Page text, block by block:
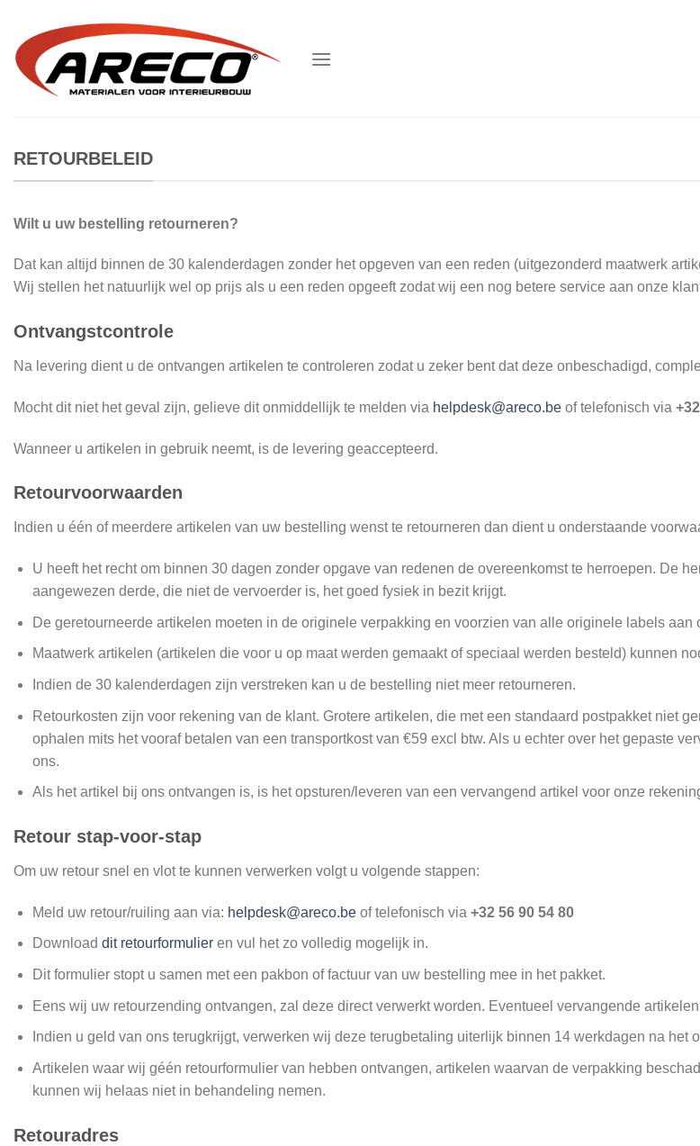
inhoud
RETOURBELEID
Wilt u uw bestelling retourneren?
Dat kan altijd binnen de 30 kalenderdagen zonder het opgeven van een reden (uitgezonderd maatwerk
Wij stellen het natuurlijk wel op prijs als u een reden opgeeft zodat wij een nog betere service aan onze
Ontvangstcontrole
Na levering dient u de ontvangen artikelen te controleren zodat u zeker bent dat deze onbeschadigd,
Mocht dit niet het geval zijn, gelieve dit onmiddellijk te melden via helpdesk@areco.be of telefonisch via
Wanneer u artikelen in gebruik neemt, is de levering geaccepteerd.
Retourvoorwaarden
Indien u één of meerdere artikelen van uw bestelling wenst te retourneren dan dient u onderstaande
U heeft het recht om binnen 30 dagen zonder opgave van redenen de overeenkomst te herroepen. De
aangewezen derde, die niet de vervoerder is, het goed fysiek in bezit krijgt.
De geretourneerde artikelen moeten in de originele verpakking en voorzien van alle originele labels aan
Maatwerk artikelen (artikelen die voor u op maat werden gemaakt of speciaal werden besteld) kunnen
Indien de 30 kalenderdagen zijn verstreken kan u de bestelling niet meer retourneren.
Retourkosten zijn voor rekening van de klant. Grotere artikelen, die met een standaard postpakket niet
ophalen mits het vooraf betalen van een transportkost van €59 excl btw. Als u echter over het gepaste
ons.
Als het artikel bij ons ontvangen is, is het opsturen/leveren van een vervangend artikel voor onze
Retour stap-voor-stap
Om uw retour snel en vlot te kunnen verwerken volgt u volgende stappen:
Meld uw retour/ruiling aan via: helpdesk@areco.beof telefonisch via +32 56 90 54 80
Download dit retourformulieren vul het zo volledig mogelijk in.
Dit formulier stopt u samen met een pakbon of factuur van uw bestelling mee in het pakket.
Eens wij uw retourzending ontvangen, zal deze direct verwerkt worden. Eventueel vervangende
Indien u geld van ons terugkrijgt, verwerken wij deze terugbetaling uiterlijk binnen 14 werkdagen na het
Artikelen waar wij géén retourformulier van hebben ontvangen, artikelen waarvan de verpakking
kunnen wij helaas niet in behandeling nemen.
Retouradres